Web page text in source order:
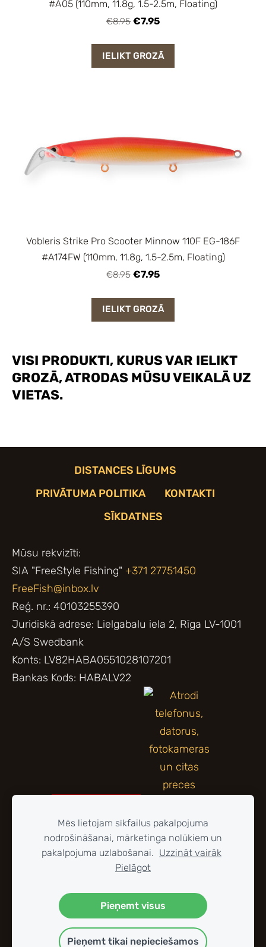
VISI PRODUKTI, KURUS VAR IELIKT
GROZĀ, ATRODAS MŪSU VEIKALĀ UZ
VIETAS.
#A05 (110mm, 11.8g, 1.5-2.5m, Floating)
€8.95 €7.95
IELIKT GROZĀ
Vobleris Strike Pro Scooter Minnow 110F EG-186F
#A174FW (110mm, 11.8g, 1.5-2.5m, Floating)
€8.95 €7.95
IELIKT GROZĀ
DISTANCES LĪGUMS
PRIVĀTUMA POLITIKA
KONTAKTI
SĪKDATNES
Mūsu rekvizīti:
SIA "FreeStyle Fishing" +371 27751450
FreeFish@inbox.lv
Reģ. nr.: 40103255390
Juridiskā adrese: Lielgabalu iela 2, Rīga LV-1001
A/S Swedbank
Konts: LV82HABA0551028107201
Bankas Kods: HABALV22
Mēs lietojam sīkfailus pakalpojuma
nodrošināšanai, mārketinga nolūkiem un
pakalpojuma uzlabošanai. Uzzināt vairāk
Pielāgot
Pieņemt visus
Pieņemt tikai nepieciešamos